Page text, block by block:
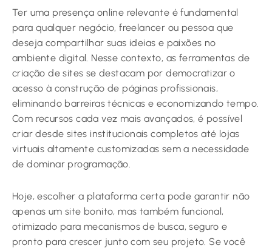
Ter uma presença online relevante é fundamental
para qualquer negócio, freelancer ou pessoa que
deseja compartilhar suas ideias e paixões no
ambiente digital. Nesse contexto, as ferramentas de
criação de sites se destacam por democratizar o
acesso à construção de páginas profissionais,
eliminando barreiras técnicas e economizando tempo.
Com recursos cada vez mais avançados, é possível
criar desde sites institucionais completos até lojas
virtuais altamente customizadas sem a necessidade
de dominar programação.
Hoje, escolher a plataforma certa pode garantir não
apenas um site bonito, mas também funcional,
otimizado para mecanismos de busca, seguro e
pronto para crescer junto com seu projeto. Se você